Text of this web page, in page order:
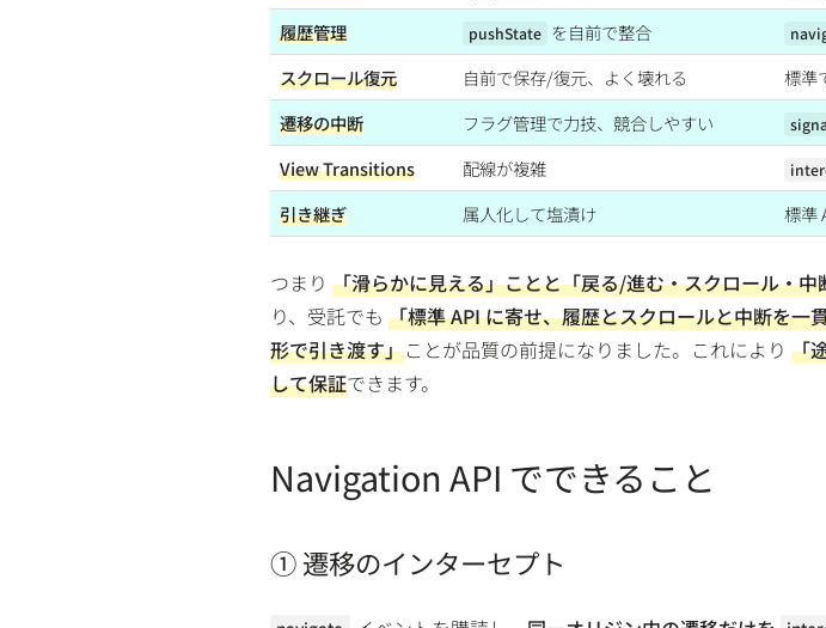
履歴管理
pushState を自前で整合
スクロール復元
自前で保存/復元、よく壊れる 標準
遷移の中断
フラグ管理で力技、競合しやすい
View Transitions
配線が複雑
引き継ぎ
属人化して塩漬け 標準
つまり 「滑らかに見える」ことと「戻る/進む・スクロール・
り、受託でも 「標準 API に寄せ、履歴とスクロールと中断を一
形で引き渡す」ことが品質の前提になりました。これにより 「
して保証できます。
Navigation API でできること
① 遷移のインターセプト